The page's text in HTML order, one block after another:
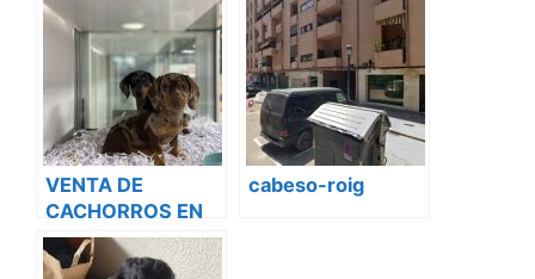
VENTA DE
CACHORROS EN
VALENCIA
cabeso-roig